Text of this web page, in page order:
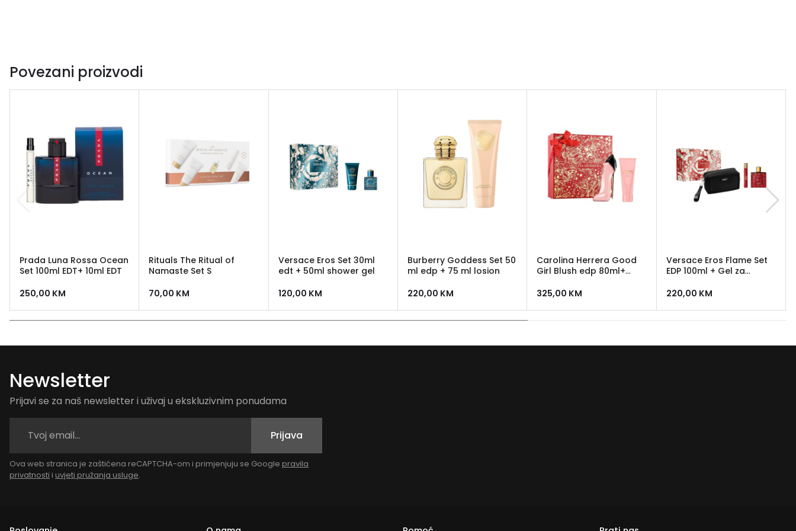
Povezani proizvodi
Prada Luna Rossa Ocean
Set 100ml EDT+ 10ml EDT
250,00 KM
Rituals The Ritual of
Namaste Set S
70,00 KM
Versace Eros Set 30ml
edt + 50ml shower gel
120,00 KM
Burberry Goddess Set 50
ml edp + 75 ml losion
220,00 KM
Carolina Herrera Good
Girl Blush edp 80ml+
325,00 KM
Versace Eros Flame Set
EDP 100ml + Gel za
220,00 KM
Newsletter
Prijavi se za naš newsletter i uživaj u ekskluzivnim ponudama
Prijava
Ova web stranica je zaštićena reCAPTCHA-om i primjenjuju se Google pravila
privatnosti i uvjeti pružanja usluge.